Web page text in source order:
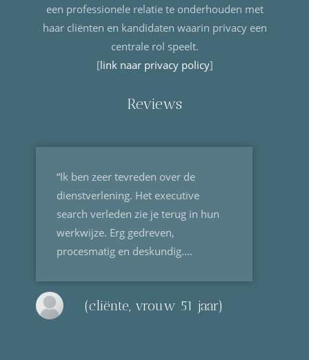
een professionele relatie te onderhouden met
haar cliënten en kandidaten waarin privacy een
centrale rol speelt.
[link naar privacy policy]
Reviews
“Ik ben zeer tevreden over de
dienstverlening. Het executive
search verleden zie je terug in hun
werkwijze. Erg gedreven,
procesmatig en deskundig....
(cliënte, vrouw 51 jaar)